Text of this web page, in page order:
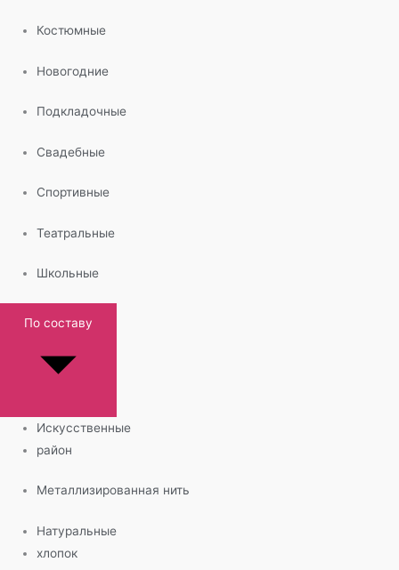
Костюмные
Новогодние
Подкладочные
Свадебные
Спортивные
Театральные
Школьные
По составу
Искусственные
район
Металлизированная нить
Натуральные
хлопок